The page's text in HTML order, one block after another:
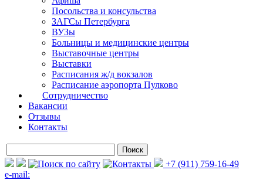
Посольства и консульства
ЗАГСы Петербурга
ВУЗы
Больницы и медицинские центры
Выставочные центры
Выставки
Расписания ж/д вокзалов
Расписание аэропорта Пулково
Сотрудничество
Вакансии
Отзывы
Контакты
+7 (911) 759-16-49
e-mail: